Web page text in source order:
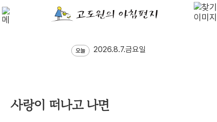
오늘 2026.8.7.금요일
사랑이 떠나고 나면